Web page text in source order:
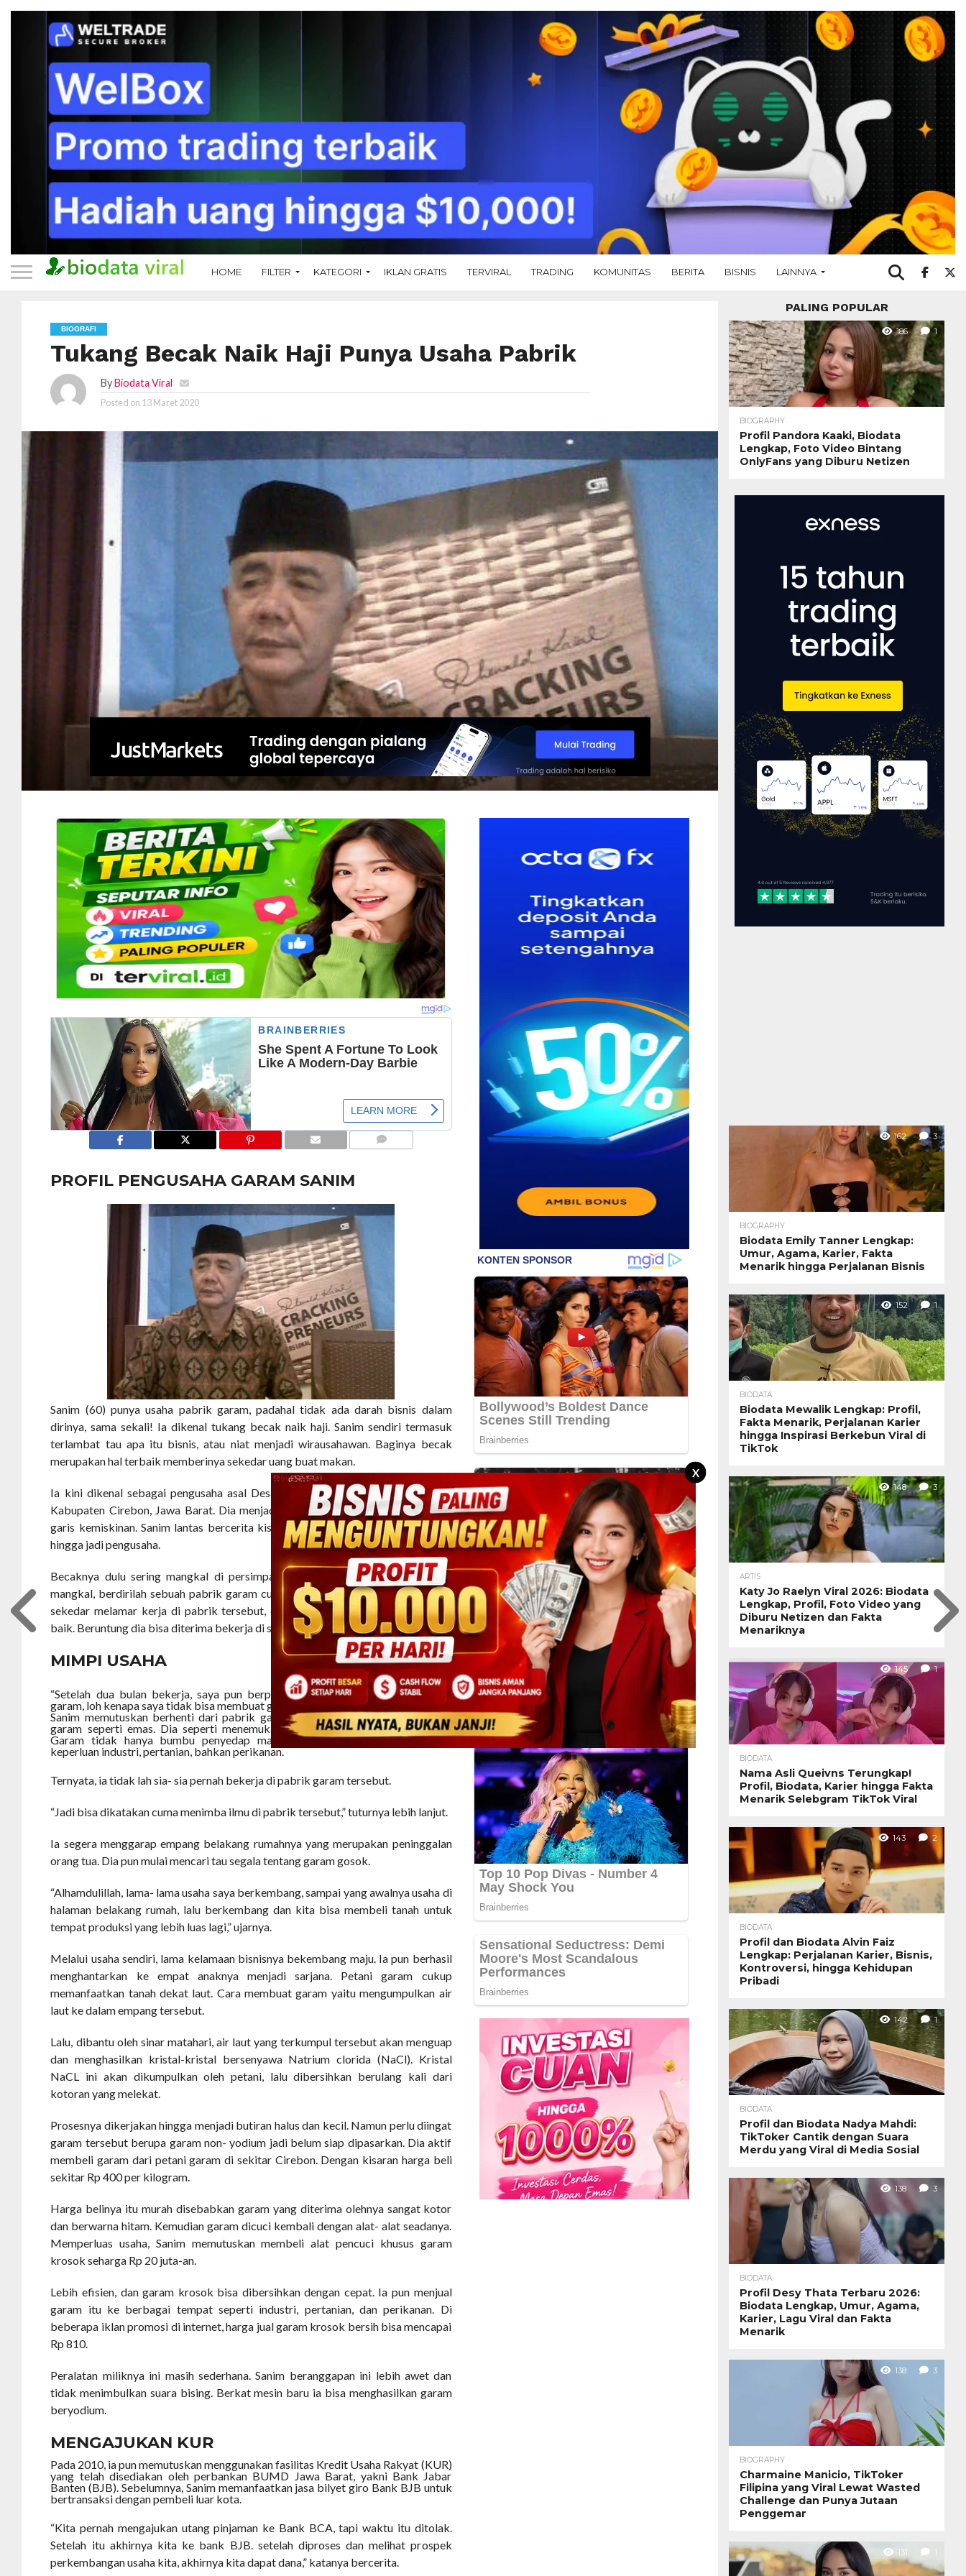
X
HOME FILTER KATEGORI IKLAN GRATIS TERVIRAL TRADING KOMUNITAS BERITA BISNIS LAINNYA
BIOGRAFI
Tukang Becak Naik Haji Punya Usaha Pabrik
By Biodata Viral
Posted on 13 Maret 2020
PROFIL PENGUSAHA GARAM SANIM
Sanim (60) punya usaha pabrik garam, padahal tidak ada darah bisnis dalam
dirinya, sama sekali! Ia dikenal tukang becak naik haji. Sanim sendiri termasuk
terlambat tau apa itu bisnis, atau niat menjadi wirausahawan. Baginya becak
merupakan hal terbaik memberinya sekedar uang buat makan.
Ia kini dikenal sebagai pengusaha asal Desa Rawa Urip, Kecamatan Pangenan,
Kabupaten Cirebon, Jawa Barat. Dia menjadi sosok mandiri mampu keluar dari
garis kemiskinan. Sanim lantas bercerita kisahnya ketika menjadi tukang becak
hingga jadi pengusaha.
Becaknya dulu sering mangkal di persimpangan Jalan Cirebon. Di tempatnya
mangkal, berdirilah sebuah pabrik garam cukup besar. Sanim pun tertarik untuk
sekedar melamar kerja di pabrik tersebut, dengan harapan nasibnya bisa lebih
baik. Beruntung dia bisa diterima bekerja di sana.
MIMPI USAHA
“Setelah dua bulan bekerja, saya pun berpikir, daerah kita kan punya potensi
garam, loh kenapa saya tidak bisa membuat garam sendiri,” ia pun bersemangat.
Sanim memutuskan berhenti dari pabrik garam tersebut dan berpikir ternyata
garam seperti emas. Dia seperti menemukan ladang emas di desanya sendiri.
Garam tidak hanya bumbu penyedap makanan, melainkan juga dibutuhkan
keperluan industri, pertanian, bahkan perikanan.
Ternyata, ia tidak lah sia- sia pernah bekerja di pabrik garam tersebut.
“Jadi bisa dikatakan cuma menimba ilmu di pabrik tersebut,” tuturnya lebih lanjut.
Ia segera menggarap empang belakang rumahnya yang merupakan peninggalan
orang tua. Dia pun mulai mencari tau segala tentang garam gosok.
“Alhamdulillah, lama- lama usaha saya berkembang, sampai yang awalnya usaha di
halaman belakang rumah, lalu berkembang dan kita bisa membeli tanah untuk
tempat produksi yang lebih luas lagi,” ujarnya.
Melalui usaha sendiri, lama kelamaan bisnisnya bekembang maju. Ia pun berhasil
menghantarkan ke empat anaknya menjadi sarjana. Petani garam cukup
memanfaatkan tanah dekat laut. Cara membuat garam yaitu mengumpulkan air
laut ke dalam empang tersebut.
Lalu, dibantu oleh sinar matahari, air laut yang terkumpul tersebut akan menguap
dan menghasilkan kristal-kristal bersenyawa Natrium clorida (NaCl). Kristal
NaCL ini akan dikumpulkan oleh petani, lalu dibersihkan berulang kali dari
kotoran yang melekat.
Prosesnya dikerjakan hingga menjadi butiran halus dan kecil. Namun perlu diingat
garam tersebut berupa garam non- yodium jadi belum siap dipasarkan. Dia aktif
membeli garam dari petani garam di sekitar Cirebon. Dengan kisaran harga beli
sekitar Rp 400 per kilogram.
Harga belinya itu murah disebabkan garam yang diterima olehnya sangat kotor
dan berwarna hitam. Kemudian garam dicuci kembali dengan alat- alat seadanya.
Memperluas usaha, Sanim memutuskan membeli alat pencuci khusus garam
krosok seharga Rp 20 juta-an.
Lebih efisien, dan garam krosok bisa dibersihkan dengan cepat. Ia pun menjual
garam itu ke berbagai tempat seperti industri, pertanian, dan perikanan. Di
beberapa iklan promosi di internet, harga jual garam krosok bersih bisa mencapai
Rp 810.
Peralatan miliknya ini masih sederhana. Sanim beranggapan ini lebih awet dan
tidak menimbulkan suara bising. Berkat mesin baru ia bisa menghasilkan garam
beryodium.
MENGAJUKAN KUR
Pada 2010, ia pun memutuskan menggunakan fasilitas Kredit Usaha Rakyat (KUR)
yang telah disediakan oleh perbankan BUMD Jawa Barat, yakni Bank Jabar
Banten (BJB). Sebelumnya, Sanim memanfaatkan jasa bilyet giro Bank BJB untuk
bertransaksi dengan pembeli luar kota.
“Kita pernah mengajukan utang pinjaman ke Bank BCA, tapi waktu itu ditolak.
Setelah itu akhirnya kita ke bank BJB. setelah diproses dan melihat prospek
perkembangan usaha kita, akhirnya kita dapat dana,” katanya bercerita.
PALING POPULAR
186 1
BIOGRAPHY
Profil Pandora Kaaki, Biodata
Lengkap, Foto Video Bintang
OnlyFans yang Diburu Netizen
162 3
BIOGRAPHY
Biodata Emily Tanner Lengkap:
Umur, Agama, Karier, Fakta
Menarik hingga Perjalanan Bisnis
152 1
BIODATA
Biodata Mewalik Lengkap: Profil,
Fakta Menarik, Perjalanan Karier
hingga Inspirasi Berkebun Viral di
TikTok
148 3
ARTIS
Katy Jo Raelyn Viral 2026: Biodata
Lengkap, Profil, Foto Video yang
Diburu Netizen dan Fakta
Menariknya
145 1
BIODATA
Nama Asli Queivns Terungkap!
Profil, Biodata, Karier hingga Fakta
Menarik Selebgram TikTok Viral
143 2
BIODATA
Profil dan Biodata Alvin Faiz
Lengkap: Perjalanan Karier, Bisnis,
Kontroversi, hingga Kehidupan
Pribadi
142 1
BIODATA
Profil dan Biodata Nadya Mahdi:
TikToker Cantik dengan Suara
Merdu yang Viral di Media Sosial
138 3
BIODATA
Profil Desy Thata Terbaru 2026:
Biodata Lengkap, Umur, Agama,
Karier, Lagu Viral dan Fakta
Menarik
138 3
BIOGRAPHY
Charmaine Manicio, TikToker
Filipina yang Viral Lewat Wasted
Challenge dan Punya Jutaan
Penggemar
131 1